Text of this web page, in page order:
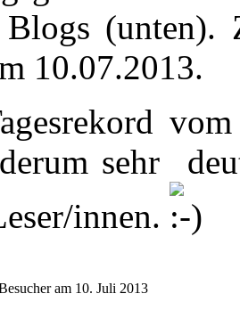
Blogs (unten).
10.07.2013.
sehr
innen.
am 10. Juli 2013